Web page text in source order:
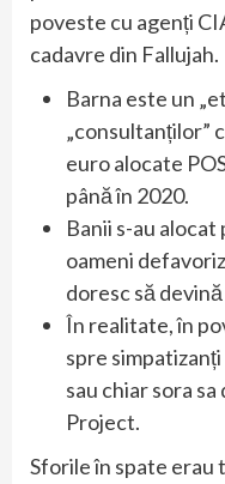
poveste cu agenți
cadavre din Fallujah.
Barna este un
„consultanților”
euro alocate
până în 2020.
Banii s-au
oameni
doresc să
În realitate, în
spre simpatizanți
sau chiar sora
Project.
Sforile în spate erau